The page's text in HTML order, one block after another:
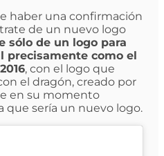
haber una confirmación
de un nuevo logo
sólo de un logo para
precisamente como el
, con el logo que
el dragón, creado por
en su momento
que sería un nuevo logo.